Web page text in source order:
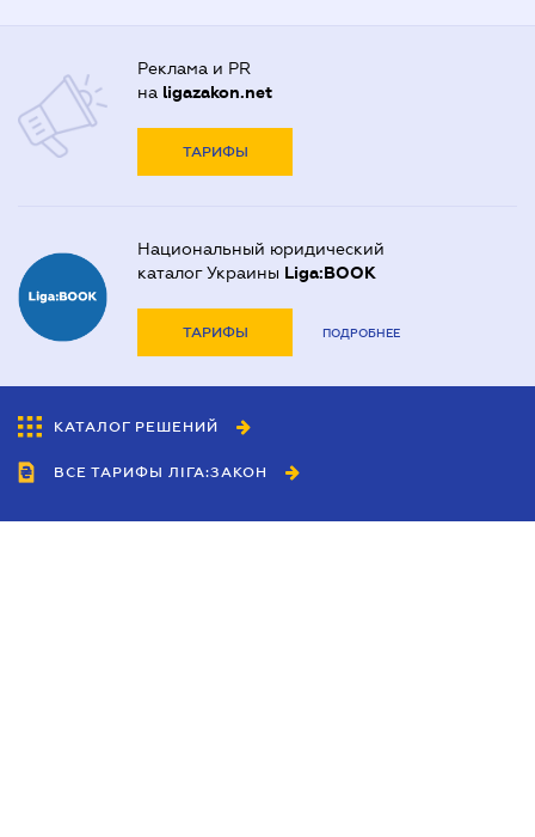
Реклама и PR
на ligazakon.net
ТАРИФЫ
Национальный юридический
каталог Украины Liga:BOOK
ТАРИФЫ ПОДРОБНЕЕ
КАТАЛОГ РЕШЕНИЙ
ВСЕ ТАРИФЫ ЛІГА:ЗАКОН